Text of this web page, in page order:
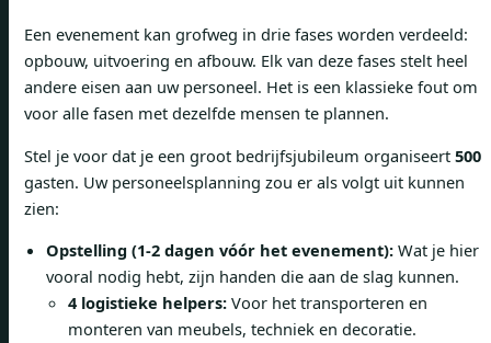
Een evenement kan grofweg in drie fases worden verdeeld:
opbouw, uitvoering en afbouw. Elk van deze fases stelt heel
andere eisen aan uw personeel. Het is een klassieke fout om
voor alle fasen met dezelfde mensen te plannen.
Stel je voor dat je een groot bedrijfsjubileum organiseert 500
gasten. Uw personeelsplanning zou er als volgt uit kunnen
zien:
Opstelling (1-2 dagen vóór het evenement): Wat je hier
vooral nodig hebt, zijn handen die aan de slag kunnen.
4 logistieke helpers: Voor het transporteren en
monteren van meubels, techniek en decoratie.